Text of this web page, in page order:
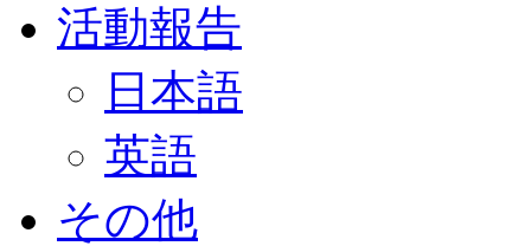
活動報告
日本語
英語
その他